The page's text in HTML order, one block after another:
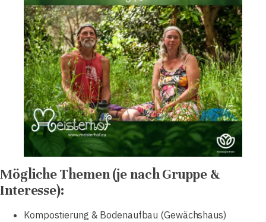
Mögliche Themen (je nach Gruppe &
Interesse):
Kompostierung & Bodenaufbau (Gewächshaus)